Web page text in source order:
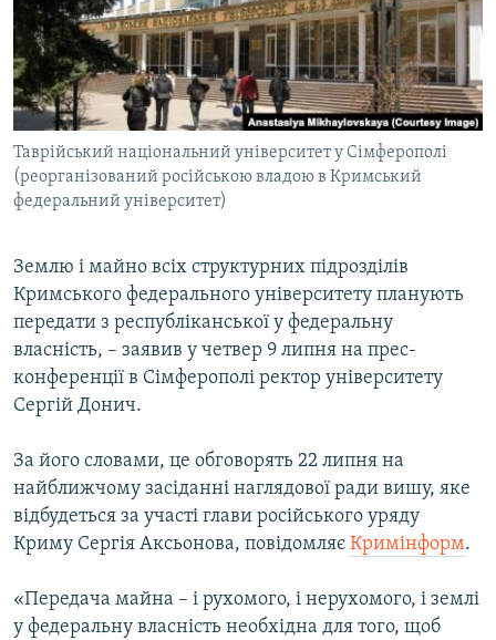
ВІДЕОУРОКИ «ELIFBE»
СВІДЧЕННЯ ОКУПАЦІЇ
УКРАЇНСЬКА ПРОБЛЕМА КРИМУ
ІНФОГРАФІКА
Русский
Qırımtatar
ДОЛУЧАЙСЯ!
Усі сайти RFE/RL
Таврійський національний університет у Сімферополі
(реорганізований російською владою в Кримський
федеральний університет)
Землю і майно всіх структурних підрозділів
Кримського федерального університету планують
передати з республіканської у федеральну
власність, – заявив у четвер 9 липня на прес-
конференції в Сімферополі ректор університету
Сергій Донич.
За його словами, це обговорять 22 липня на
найближчому засіданні наглядової ради вишу, яке
відбудеться за участі глави російського уряду
Криму Сергія Аксьонова, повідомляє Кримінформ.
«Передача майна – і рухомого, і нерухомого, і землі
у федеральну власність необхідна для того, щоб